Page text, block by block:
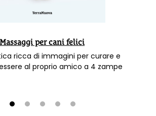
Massaggi per cani felici
ricca di immagini per curare e
offrire benessere al proprio amico a 4 zampe